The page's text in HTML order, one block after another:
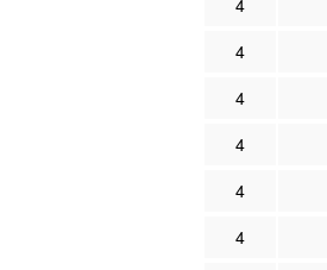
4
4
4
4
4
4